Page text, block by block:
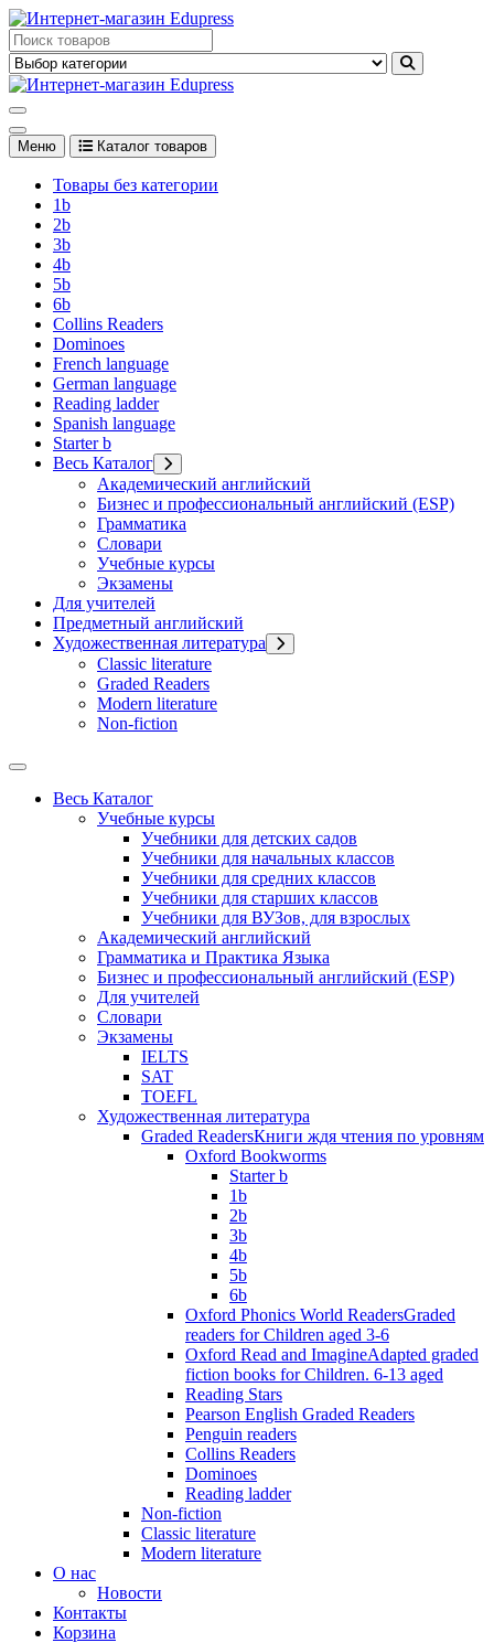
Перейти
к
содержимому
Edupress Uzbekistan, Edupress Узбекистан, книги, учебники на
английском языке
английском языке
Меню Каталог товаров
Товары без категории
1b
2b
3b
4b
5b
6b
Collins Readers
Dominoes
French language
German language
Reading ladder
Spanish language
Starter b
Весь Каталог
Академический английский
Бизнес и профессиональный английский (ESP)
Грамматика
Словари
Учебные курсы
Экзамены
Для учителей
Предметный английский
Художественная литература
Classic literature
Graded Readers
Modern literature
Non-fiction
Весь Каталог
Учебные курсы
Учебники для детских садов
Учебники для начальных классов
Учебники для средних классов
Учебники для старших классов
Учебники для ВУЗов, для взрослых
Академический английский
Грамматика и Практика Языка
Бизнес и профессиональный английский (ESP)
Для учителей
Словари
Экзамены
IELTS
SAT
TOEFL
Художественная литература
Graded ReadersКниги ждя чтения по уровням
Oxford Bookworms
Starter b
1b
2b
3b
4b
5b
6b
Oxford Phonics World ReadersGraded
readers for Children aged 3-6
Oxford Read and ImagineAdapted graded
fiction books for Children. 6-13 aged
Reading Stars
Pearson English Graded Readers
Penguin readers
Collins Readers
Dominoes
Reading ladder
Non-fiction
Classic literature
Modern literature
О нас
Новости
Контакты
Корзина